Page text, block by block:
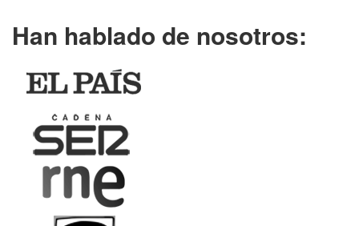
Han hablado de nosotros: